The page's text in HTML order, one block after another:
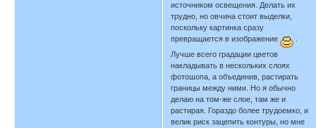
источником освещения. Делать их
трудно, но овчина стоит выделки,
поскольку картинка сразу
превращается в изображение
Лучше всего градации цветов
накладывать в нескольких слоях
фотошопа, а объединив, растирать
границы между ними. Но я обычно
делаю на том-же слое, там же и
растирая. Гораздо более трудоемко, и
велик риск зацепить контуры, но мне